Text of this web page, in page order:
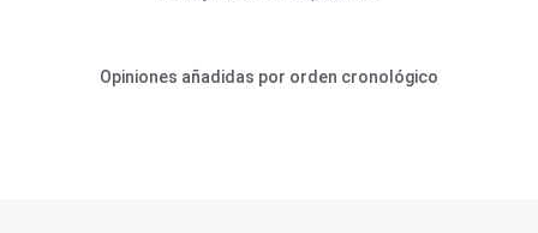
Opiniones añadidas por orden cronológico